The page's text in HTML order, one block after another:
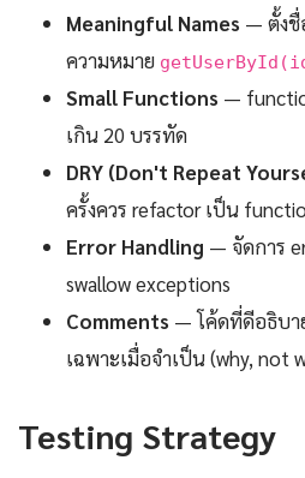
Meaningful Names — ตั้งชื่
ความหมาย
Small Functions —
เกิน 20 บรรทัด
DRY (Don't Repeat
ครั้งควร refactor เป็น
Error Handling — จัดการ
swallow exceptions
Comments — โค้ดที่ดีอธิบา
เฉพาะเมื่อจำเป็น (why, not
Testing Strategy